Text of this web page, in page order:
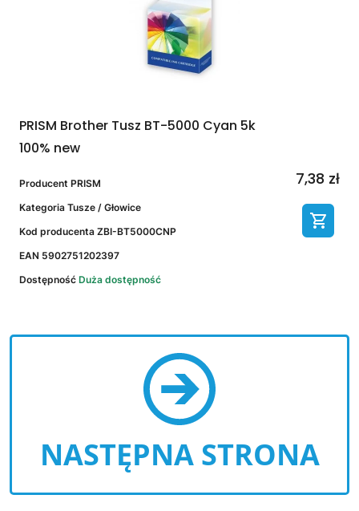
PRISM Brother Tusz BT-5000 Cyan 5k
100% new
Producent PRISM
Kategoria Tusze / Głowice
Kod producenta ZBI-BT5000CNP
EAN 5902751202397
Dostępność Duża dostępność
7,38 zł
NASTĘPNA STRONA